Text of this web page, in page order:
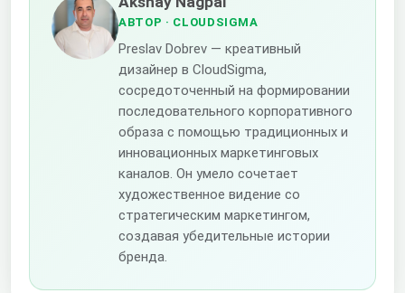
АВТОР · CLOUDSIGMA
Preslav Dobrev — креативный
дизайнер в CloudSigma,
сосредоточенный на формировании
последовательного корпоративного
образа с помощью традиционных и
инновационных маркетинговых
каналов. Он умело сочетает
художественное видение со
стратегическим маркетингом,
создавая убедительные истории
бренда.